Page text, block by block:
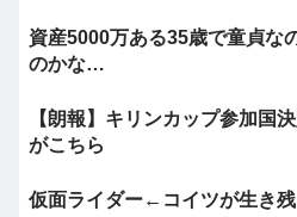
資産5000万ある35歳で童貞な
のかな…
【朗報】キリンカップ参加国
がこちら
仮面ライダー←コイツが生き